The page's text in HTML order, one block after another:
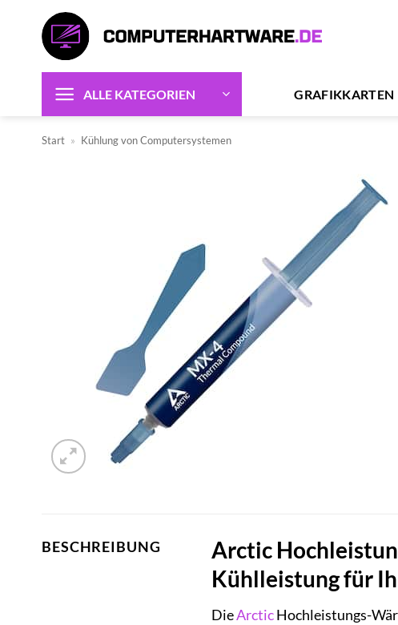
springen
ALLE KATEGORIEN GRAFIKKARTEN
Start » Kühlung von Computersystemen
BESCHREIBUNG
Arctic
Kühlleistung für
DieArcticHochleistungs-